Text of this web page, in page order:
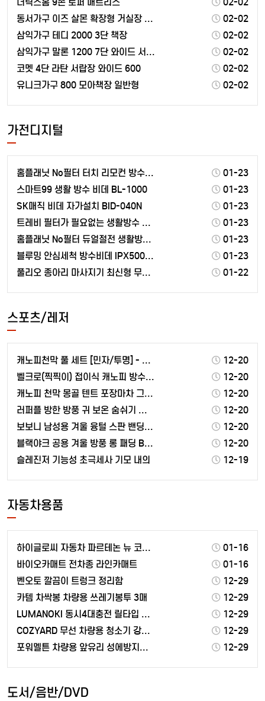
동서가구 이즈 살몬 확장형 거실장 2300 방문설치
02-02
삼익가구 테디 2000 3단 책장
02-02
삼익가구 말론 1200 7단 와이드 서랍장 방문설치
02-02
코멧 4단 라탄 서랍장 와이드 600
02-02
유니크가구 800 모아책장 일반형
02-02
가전디지털
홈플래닛 No필터 터치 리모컨 방수비데 HBD-A700…
01-23
스마트99 생활 방수 비데 BL-1000
01-23
SK매직 비데 자가설치 BID-040N
01-23
트레비 필터가 필요없는 생활방수 비데 ST-1300
01-23
홈플래닛 No필터 듀얼절전 생활방수 비데 HBD-100…
01-23
블루밍 안심세척 방수비데 IPX500A PLUS
01-23
풀리오 종아리 마사지기 최신형 무선 온열 공기압 강도조…
01-22
스포츠/레저
캐노피천막 풀 세트 [민자/투명] - 골조+지붕[커피]…
12-20
벨크로(찍찍이) 접이식 캐노피 방수 천막 야외 그늘막 …
12-20
캐노피 천막 몽골 텐트 포장마차 그늘막 3x4M
12-20
러퍼플 방한 방풍 귀 보온 숨쉬기 편한 에어 마스크
12-20
보보니 남성용 겨울 융털 스판 밴딩 기모 조거 팬츠
12-20
블랙야크 공용 겨울 방풍 롱 패딩 B맥스벤치알파 다운 …
12-20
슬레진저 기능성 초극세사 기모 내의
12-19
자동차용품
하이글로씨 자동차 파르테논 뉴 코일매트 트립매트 1열 …
01-16
바이오카매트 전차종 라인카매트
01-16
벤오토 깔끔이 트렁크 정리함
12-29
카템 차싹봉 차량용 쓰레기봉투 3매
12-29
LUMANOKI 동시4대충전 릴타입 차량용 고속충전기
12-29
COZYARD 무선 차량용 청소기 강력 자동차와 집에서…
12-29
포워멜튼 차량용 앞유리 성에방지커버 블랙박스용
12-29
도서/음반/DVD